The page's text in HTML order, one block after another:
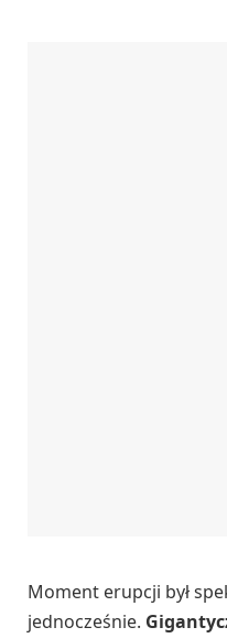
Moment erupcji był
jednocześnie.